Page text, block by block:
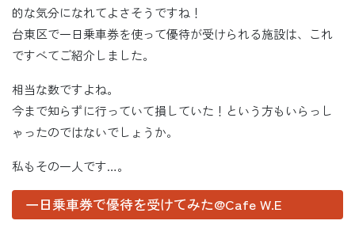
的な気分になれてよさそうですね！
台東区で一日乗車券を使って優待が受けられる施設は、これ
ですべてご紹介しました。
相当な数ですよね。
今まで知らずに行っていて損していた！という方もいらっし
ゃったのではないでしょうか。
私もその一人です…。
一日乗車券で優待を受けてみた@Cafe W.E